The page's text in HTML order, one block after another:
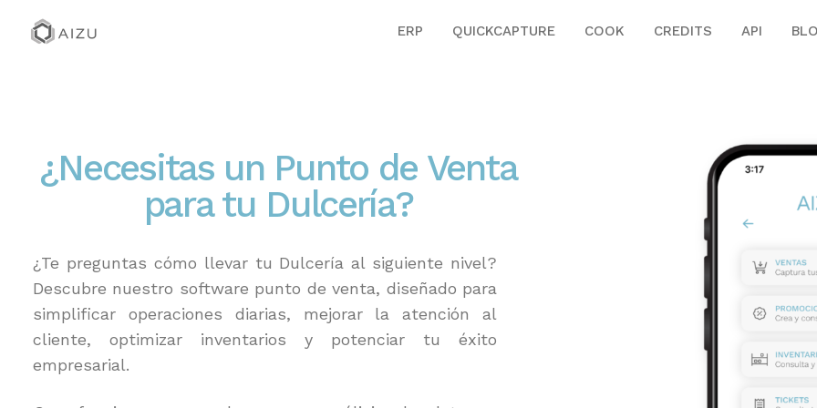
ERP QUICKCAPTURE COOK CREDITS API
¿Necesitas un Punto de Venta
para tu Dulcería?
¿Te preguntas cómo llevar tu Dulcería al siguiente nivel?
Descubre nuestro software punto de venta, diseñado para
simplificar operaciones diarias, mejorar la atención al
cliente, optimizar inventarios y potenciar tu éxito
empresarial.